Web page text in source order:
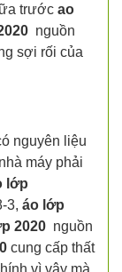
trước ao
nguồn
sợi rối của
nguyên liệu
máy phải
lớp
3, áo lớp
2020 nguồn
cung cấp thất
vì vậy mà